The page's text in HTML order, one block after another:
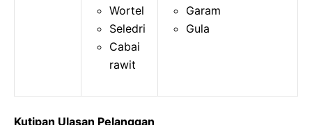
Wortel
Seledri
Cabai
rawit
Garam
Gula
Kutipan Ulasan Pelanggan